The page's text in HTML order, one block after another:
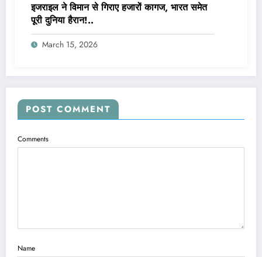
इजराइल ने विमान से गिराए हजारों कागज, भारत समेत
पूरी दुनिया हैरान!..
March 15, 2026
POST COMMENT
Comments
Name